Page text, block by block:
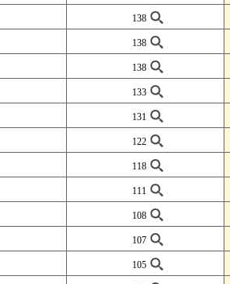
138
138
138
133
131
122
118
111
108
107
105